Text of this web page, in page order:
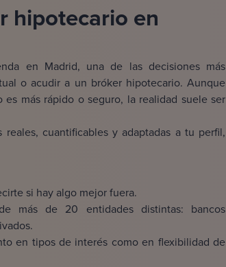
hipotecario en
en Madrid, una de las decisiones más
o acudir a un bróker hipotecario. Aunque
más rápido o seguro, la realidad suele ser
cuantificables y adaptadas a tu perfil,
si hay algo mejor fuera.
más de 20 entidades distintas: bancos
en tipos de interés como en flexibilidad de